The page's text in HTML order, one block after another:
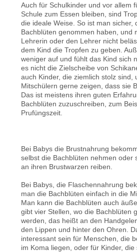
Auch für Schulkinder und vor allem
Schule zum Essen bleiben, sind
die ideale Weise. So ist man sicher,
Bachblüten genommen haben, und
Lehrerin oder den Lehrer nicht
dem Kind die Tropfen zu geben.
weniger auf und fühlt das Kind sich
es nicht die Zielscheibe von
auch Kinder, die ziemlich stolz sind,
Mitschülern gerne zeigen, dass sie
Das ist meistens ihren guten
Bachblüten zuzuschreiben, zum
Prufüngszeit.
Bei Babys die Brustnahrung
selbst die Bachblüten nehmen oder
an ihren Brustwarzen reiben.
Bei Babys, die Flaschennahrung
man die Bachblüten einfach in die
Man kann die Bachblüten auch
gibt vier Stellen, wo die Bachblüten
werden, das heißt an den
den Lippen und hinter den Ohren.
interessant sein für Menschen, die
im Koma liegen, oder für Kinder, die